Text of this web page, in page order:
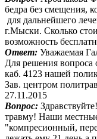
бедра без смещения,
для дальнейшего
г.Мыски. Сколько
возможность
Ответ: Уважаемая
Для решения вопроса
каб. 4123 нашей
Зав. центром
27.11.2015
Вопрос:
травму! Наши
"компресионный,